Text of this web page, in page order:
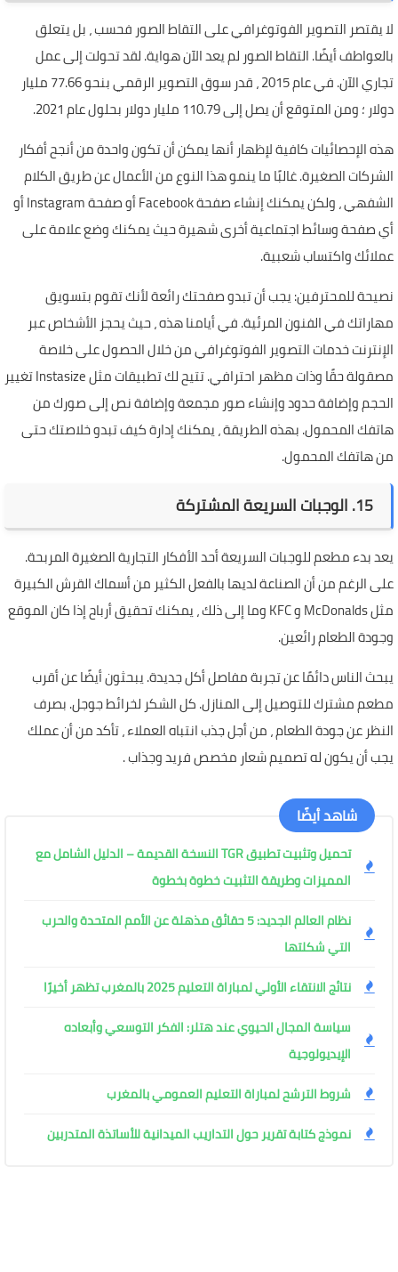
لا يقتصر التصوير الفوتوغرافي على التقاط الصور فحسب ، بل يتعلق
بالعواطف أيضًا. التقاط الصور لم يعد الآن هواية. لقد تحولت إلى عمل
تجاري الآن. في عام 2015 ، قدر سوق التصوير الرقمي بنحو 77.66 مليار
دولار ؛ ومن المتوقع أن يصل إلى 110.79 مليار دولار بحلول عام 2021.
هذه الإحصائيات كافية لإظهار أنها يمكن أن تكون واحدة من أنجح أفكار
الشركات الصغيرة. غالبًا ما ينمو هذا النوع من الأعمال عن طريق الكلام
الشفهي ، ولكن يمكنك إنشاء صفحة Facebook أو صفحة Instagram أو
أي صفحة وسائط اجتماعية أخرى شهيرة حيث يمكنك وضع علامة على
عملائك واكتساب شعبية.
نصيحة للمحترفين: يجب أن تبدو صفحتك رائعة لأنك تقوم بتسويق
مهاراتك في الفنون المرئية. في أيامنا هذه ، حيث يحجز الأشخاص عبر
الإنترنت خدمات التصوير الفوتوغرافي من خلال الحصول على خلاصة
مصقولة حقًا وذات مظهر احترافي. تتيح لك تطبيقات مثل Instasize تغيير
الحجم وإضافة حدود وإنشاء صور مجمعة وإضافة نص إلى صورك من
هاتفك المحمول. بهذه الطريقة ، يمكنك إدارة كيف تبدو خلاصتك حتى
من هاتفك المحمول.
15. الوجبات السريعة المشتركة
يعد بدء مطعم للوجبات السريعة أحد الأفكار التجارية الصغيرة المربحة.
على الرغم من أن الصناعة لديها بالفعل الكثير من أسماك القرش الكبيرة
مثل McDonalds و KFC وما إلى ذلك ، يمكنك تحقيق أرباح إذا كان الموقع
وجودة الطعام رائعين.
يبحث الناس دائمًا عن تجربة مفاصل أكل جديدة. يبحثون أيضًا عن أقرب
مطعم مشترك للتوصيل إلى المنازل. كل الشكر لخرائط جوجل. بصرف
النظر عن جودة الطعام ، من أجل جذب انتباه العملاء ، تأكد من أن عملك
يجب أن يكون له تصميم شعار مخصص فريد وجذاب .
شاهد أيضًا
تحميل وتثبيت تطبيق TGR النسخة القديمة – الدليل الشامل مع
المميزات وطريقة التثبيت خطوة بخطوة
نظام العالم الجديد: 5 حقائق مذهلة عن الأمم المتحدة والحرب
التي شكلتها
نتائج الانتقاء الأولي لمباراة التعليم 2025 بالمغرب تظهر أخيرًا
سياسة المجال الحيوي عند هتلر: الفكر التوسعي وأبعاده
الإيديولوجية
شروط الترشح لمباراة التعليم العمومي بالمغرب
نموذج كتابة تقرير حول التداريب الميدانية للأساتذة المتدربين